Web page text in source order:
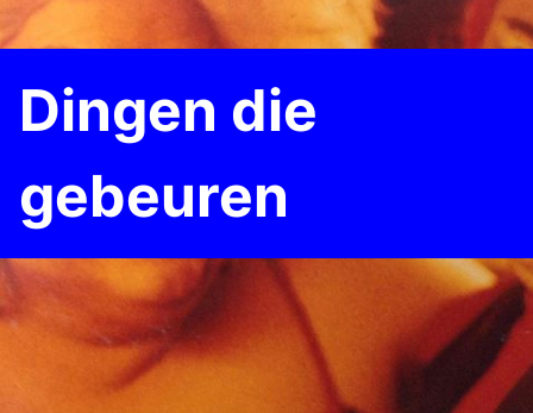
Dingen die
gebeuren